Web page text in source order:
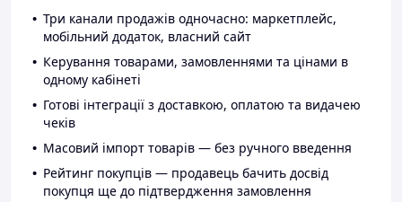
Три канали продажів одночасно: маркетплейс,
мобільний додаток, власний сайт
Керування товарами, замовленнями та цінами в
одному кабінеті
Готові інтеграції з доставкою, оплатою та видачею
чеків
Масовий імпорт товарів — без ручного введення
Рейтинг покупців — продавець бачить досвід
покупця ще до підтвердження замовлення